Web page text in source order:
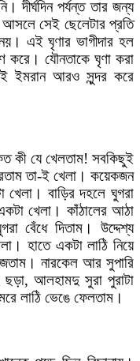
দীর্ঘদিন পর্যন্ত তার জন্য
সেই ছেলেটার প্রতি
এই ঘৃণার ভাগীদার হল
করে। যৌনতাকে ঘৃণা করা
ইমরান আরও সুন্দর করে
কী যে খেলতাম! সবকিছুই
তা-ই খেলা। কয়েকজন
খেলা। বাড়ির দহলে ঘুগরা
খেলা। কাঁঠালের আঠা
বেঁধে দিতাম। উদ্দেশ্য
হাতে একটা লাঠি নিয়ে
নারকেল আর সুপারি
আলহামদু সুরা পুরাটা
লাঠি ভেঙে ফেলতাম।